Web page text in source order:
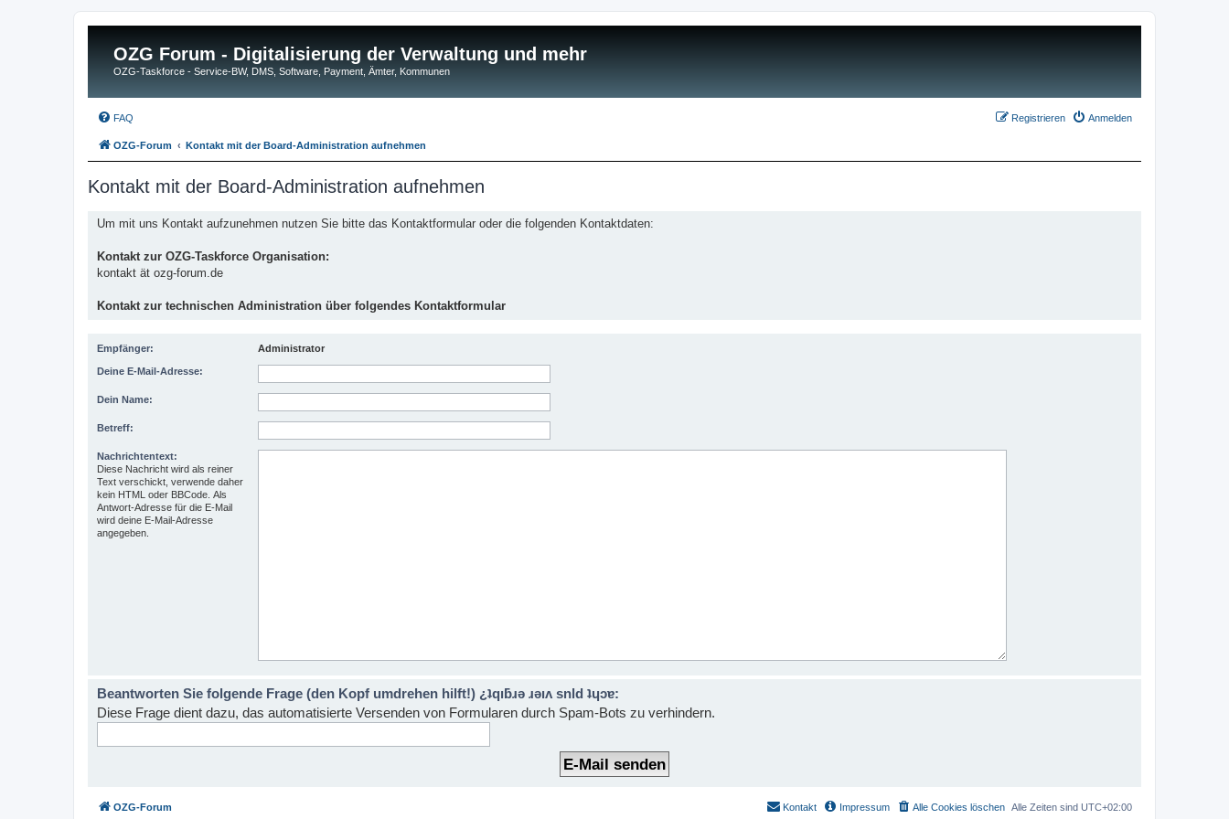
OZG Forum - Digitalisierung der Verwaltung und mehr
OZG-Taskforce - Service-BW, DMS, Software, Payment, Ämter, Kommunen
FAQ Anmelden
Registrieren
OZG-Forum Kontakt mit der Board-Administration aufnehmen
Kontakt mit der Board-Administration aufnehmen
Um mit uns Kontakt aufzunehmen nutzen Sie bitte das Kontaktformular oder die folgenden Kontaktdaten:
Kontakt zur OZG-Taskforce Organisation:
kontakt ät ozg-forum.de
Kontakt zur technischen Administration über folgendes Kontaktformular
Empfänger: Administrator
Deine E-Mail-Adresse:
Dein Name:
Betreff:
Nachrichtentext:
Diese Nachricht wird als reiner
Text verschickt, verwende daher
kein HTML oder BBCode. Als
Antwort-Adresse für die E-Mail
wird deine E-Mail-Adresse
angegeben.
Beantworten Sie folgende Frage (den Kopf umdrehen hilft!) ¿ʇqıƃɹǝ ɹǝıʌ snld ʇɥɔɐ:
Diese Frage dient dazu, das automatisierte Versenden von Formularen durch Spam-Bots zu verhindern.
OZG-Forum Alle Zeiten sind UTC+02:00
Alle Cookies löschen
Impressum
Kontakt